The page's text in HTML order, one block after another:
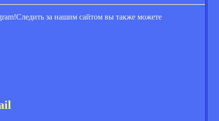
за нашим сайтом вы также можете